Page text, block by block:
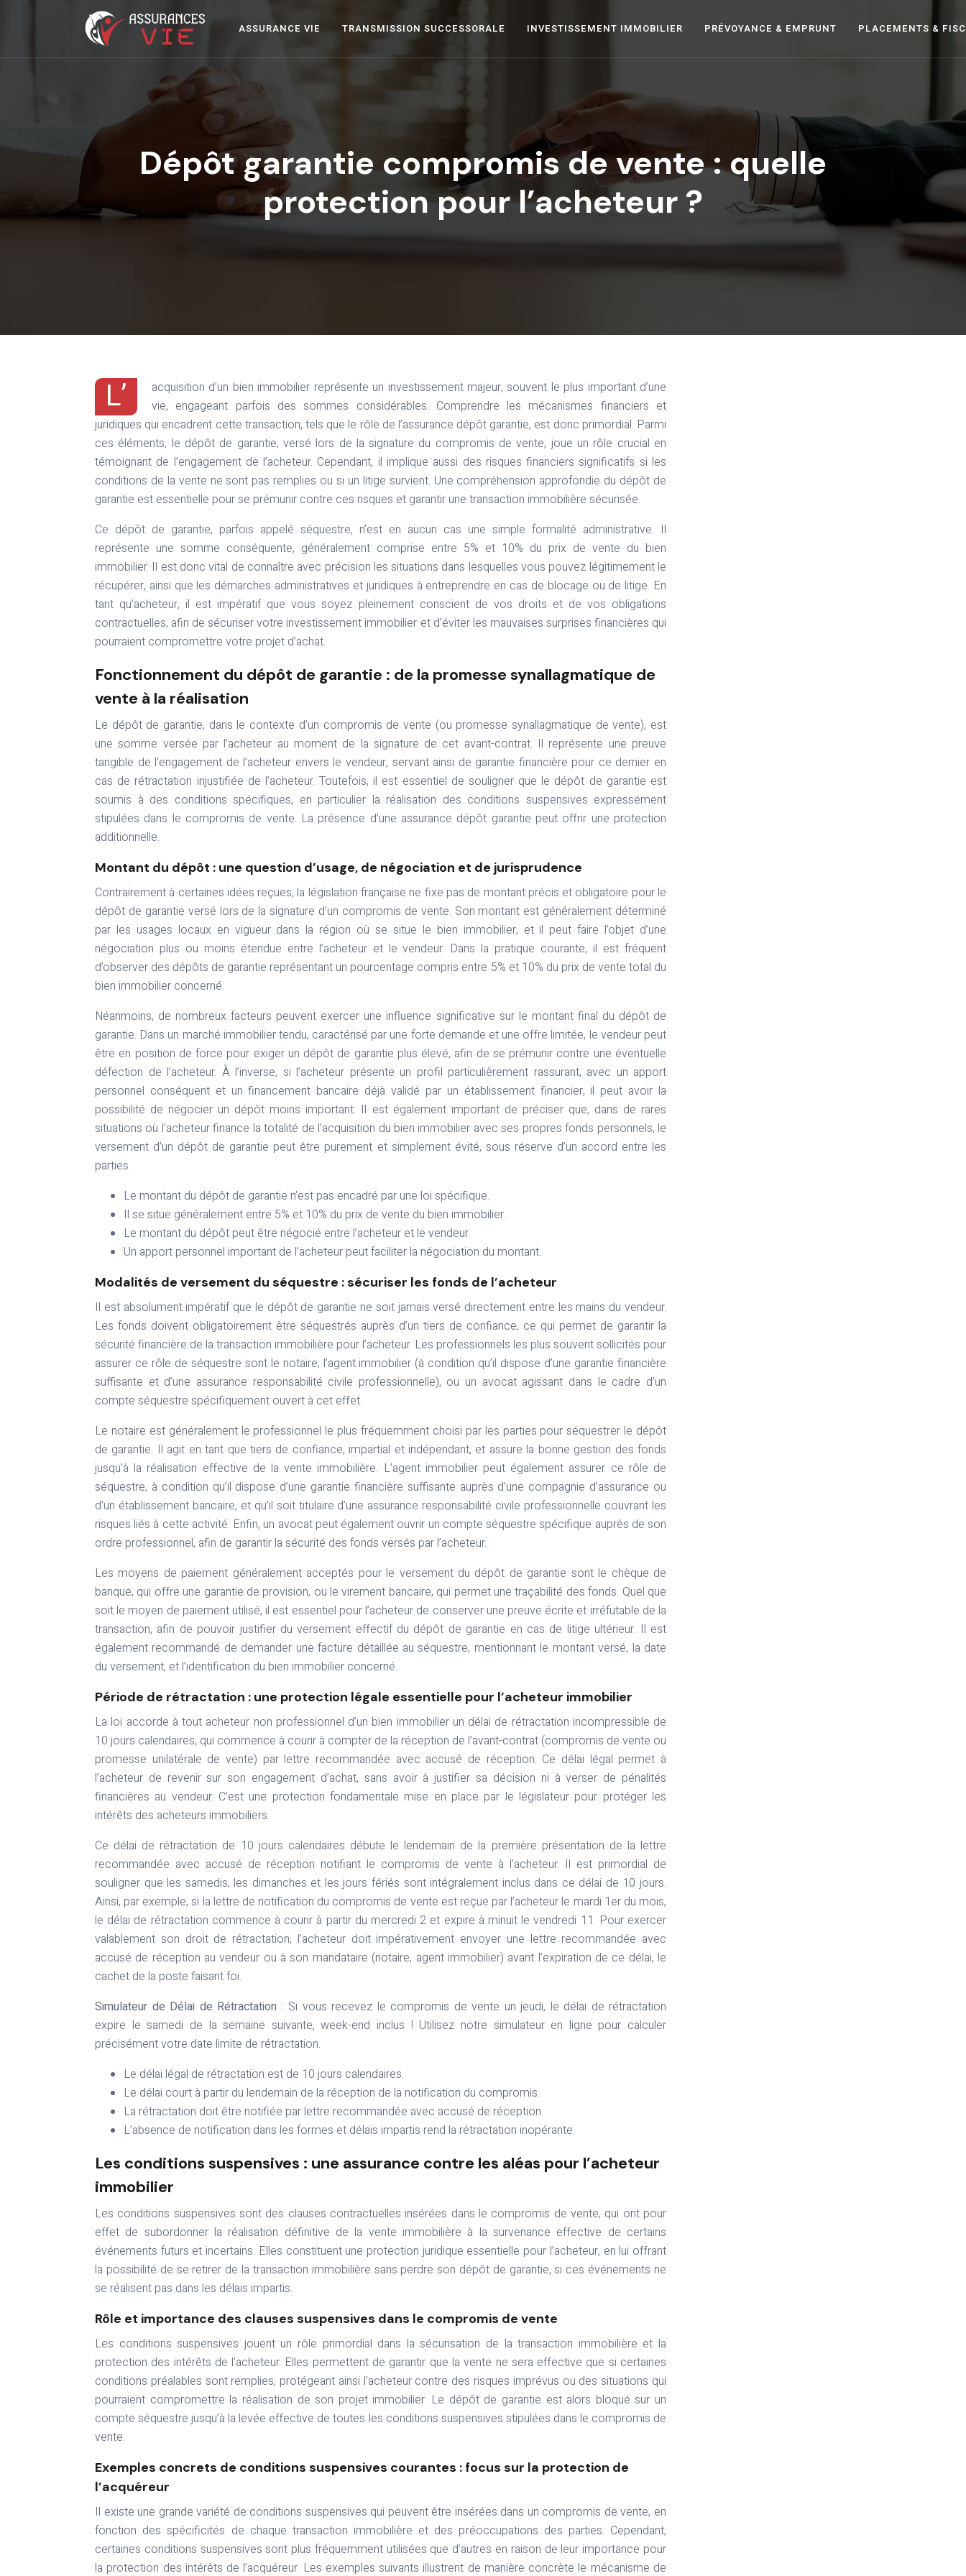
ASSURANCE VIE TRANSMISSION SUCCESSORALE INVESTISSEMENT IMMOBILIER PRÉVOYANCE & EMPRUNT PLACEMENTS &
Dépôt garantie compromis de vente : quelle
protection pour l’acheteur ?
L’
acquisition d’un bien immobilier représente un investissement majeur, souvent le plus important d’une
vie, engageant parfois des sommes considérables. Comprendre les mécanismes financiers et
juridiques qui encadrent cette transaction, tels que le rôle de l’assurance dépôt garantie, est donc primordial. Parmi
ces éléments, le dépôt de garantie, versé lors de la signature du compromis de vente, joue un rôle crucial en
témoignant de l’engagement de l’acheteur. Cependant, il implique aussi des risques financiers significatifs si les
conditions de la vente ne sont pas remplies ou si un litige survient. Une compréhension approfondie du dépôt de
garantie est essentielle pour se prémunir contre ces risques et garantir une transaction immobilière sécurisée.
Ce dépôt de garantie, parfois appelé séquestre, n’est en aucun cas une simple formalité administrative. Il
représente une somme conséquente, généralement comprise entre 5% et 10% du prix de vente du bien
immobilier. Il est donc vital de connaître avec précision les situations dans lesquelles vous pouvez légitimement le
récupérer, ainsi que les démarches administratives et juridiques à entreprendre en cas de blocage ou de litige. En
tant qu’acheteur, il est impératif que vous soyez pleinement conscient de vos droits et de vos obligations
contractuelles, afin de sécuriser votre investissement immobilier et d’éviter les mauvaises surprises financières qui
pourraient compromettre votre projet d’achat.
Fonctionnement du dépôt de garantie : de la promesse synallagmatique de
vente à la réalisation
Le dépôt de garantie, dans le contexte d’un compromis de vente (ou promesse synallagmatique de vente), est
une somme versée par l’acheteur au moment de la signature de cet avant-contrat. Il représente une preuve
tangible de l’engagement de l’acheteur envers le vendeur, servant ainsi de garantie financière pour ce dernier en
cas de rétractation injustifiée de l’acheteur. Toutefois, il est essentiel de souligner que le dépôt de garantie est
soumis à des conditions spécifiques, en particulier la réalisation des conditions suspensives expressément
stipulées dans le compromis de vente. La présence d’une assurance dépôt garantie peut offrir une protection
additionnelle.
Montant du dépôt : une question d’usage, de négociation et de jurisprudence
Contrairement à certaines idées reçues, la législation française ne fixe pas de montant précis et obligatoire pour le
dépôt de garantie versé lors de la signature d’un compromis de vente. Son montant est généralement déterminé
par les usages locaux en vigueur dans la région où se situe le bien immobilier, et il peut faire l’objet d’une
négociation plus ou moins étendue entre l’acheteur et le vendeur. Dans la pratique courante, il est fréquent
d’observer des dépôts de garantie représentant un pourcentage compris entre 5% et 10% du prix de vente total du
bien immobilier concerné.
Néanmoins, de nombreux facteurs peuvent exercer une influence significative sur le montant final du dépôt de
garantie. Dans un marché immobilier tendu, caractérisé par une forte demande et une offre limitée, le vendeur peut
être en position de force pour exiger un dépôt de garantie plus élevé, afin de se prémunir contre une éventuelle
défection de l’acheteur. À l’inverse, si l’acheteur présente un profil particulièrement rassurant, avec un apport
personnel conséquent et un financement bancaire déjà validé par un établissement financier, il peut avoir la
possibilité de négocier un dépôt moins important. Il est également important de préciser que, dans de rares
situations où l’acheteur finance la totalité de l’acquisition du bien immobilier avec ses propres fonds personnels, le
versement d’un dépôt de garantie peut être purement et simplement évité, sous réserve d’un accord entre les
parties.
Le montant du dépôt de garantie n’est pas encadré par une loi spécifique.
Il se situe généralement entre 5% et 10% du prix de vente du bien immobilier.
Le montant du dépôt peut être négocié entre l’acheteur et le vendeur.
Un apport personnel important de l’acheteur peut faciliter la négociation du montant.
Modalités de versement du séquestre : sécuriser les fonds de l’acheteur
Il est absolument impératif que le dépôt de garantie ne soit jamais versé directement entre les mains du vendeur.
Les fonds doivent obligatoirement être séquestrés auprès d’un tiers de confiance, ce qui permet de garantir la
sécurité financière de la transaction immobilière pour l’acheteur. Les professionnels les plus souvent sollicités pour
assurer ce rôle de séquestre sont le notaire, l’agent immobilier (à condition qu’il dispose d’une garantie financière
suffisante et d’une assurance responsabilité civile professionnelle), ou un avocat agissant dans le cadre d’un
compte séquestre spécifiquement ouvert à cet effet.
Le notaire est généralement le professionnel le plus fréquemment choisi par les parties pour séquestrer le dépôt
de garantie. Il agit en tant que tiers de confiance, impartial et indépendant, et assure la bonne gestion des fonds
jusqu’à la réalisation effective de la vente immobilière. L’agent immobilier peut également assurer ce rôle de
séquestre, à condition qu’il dispose d’une garantie financière suffisante auprès d’une compagnie d’assurance ou
d’un établissement bancaire, et qu’il soit titulaire d’une assurance responsabilité civile professionnelle couvrant les
risques liés à cette activité. Enfin, un avocat peut également ouvrir un compte séquestre spécifique auprès de son
ordre professionnel, afin de garantir la sécurité des fonds versés par l’acheteur.
Les moyens de paiement généralement acceptés pour le versement du dépôt de garantie sont le chèque de
banque, qui offre une garantie de provision, ou le virement bancaire, qui permet une traçabilité des fonds. Quel que
soit le moyen de paiement utilisé, il est essentiel pour l’acheteur de conserver une preuve écrite et irréfutable de la
transaction, afin de pouvoir justifier du versement effectif du dépôt de garantie en cas de litige ultérieur. Il est
également recommandé de demander une facture détaillée au séquestre, mentionnant le montant versé, la date
du versement, et l’identification du bien immobilier concerné.
Période de rétractation : une protection légale essentielle pour l’acheteur immobilier
La loi accorde à tout acheteur non professionnel d’un bien immobilier un délai de rétractation incompressible de
10 jours calendaires, qui commence à courir à compter de la réception de l’avant-contrat (compromis de vente ou
promesse unilatérale de vente) par lettre recommandée avec accusé de réception. Ce délai légal permet à
l’acheteur de revenir sur son engagement d’achat, sans avoir à justifier sa décision ni à verser de pénalités
financières au vendeur. C’est une protection fondamentale mise en place par le législateur pour protéger les
intérêts des acheteurs immobiliers.
Ce délai de rétractation de 10 jours calendaires débute le lendemain de la première présentation de la lettre
recommandée avec accusé de réception notifiant le compromis de vente à l’acheteur. Il est primordial de
souligner que les samedis, les dimanches et les jours fériés sont intégralement inclus dans ce délai de 10 jours.
Ainsi, par exemple, si la lettre de notification du compromis de vente est reçue par l’acheteur le mardi 1er du mois,
le délai de rétractation commence à courir à partir du mercredi 2 et expire à minuit le vendredi 11. Pour exercer
valablement son droit de rétractation, l’acheteur doit impérativement envoyer une lettre recommandée avec
accusé de réception au vendeur ou à son mandataire (notaire, agent immobilier) avant l’expiration de ce délai, le
cachet de la poste faisant foi.
Simulateur de Délai de Rétractation : Si vous recevez le compromis de vente un jeudi, le délai de rétractation
expire le samedi de la semaine suivante, week-end inclus ! Utilisez notre simulateur en ligne pour calculer
précisément votre date limite de rétractation.
Le délai légal de rétractation est de 10 jours calendaires.
Le délai court à partir du lendemain de la réception de la notification du compromis.
La rétractation doit être notifiée par lettre recommandée avec accusé de réception.
L’absence de notification dans les formes et délais impartis rend la rétractation inopérante.
Les conditions suspensives : une assurance contre les aléas pour l’acheteur
immobilier
Les conditions suspensives sont des clauses contractuelles insérées dans le compromis de vente, qui ont pour
effet de subordonner la réalisation définitive de la vente immobilière à la survenance effective de certains
événements futurs et incertains. Elles constituent une protection juridique essentielle pour l’acheteur, en lui offrant
la possibilité de se retirer de la transaction immobilière sans perdre son dépôt de garantie, si ces événements ne
se réalisent pas dans les délais impartis.
Rôle et importance des clauses suspensives dans le compromis de vente
Les conditions suspensives jouent un rôle primordial dans la sécurisation de la transaction immobilière et la
protection des intérêts de l’acheteur. Elles permettent de garantir que la vente ne sera effective que si certaines
conditions préalables sont remplies, protégeant ainsi l’acheteur contre des risques imprévus ou des situations qui
pourraient compromettre la réalisation de son projet immobilier. Le dépôt de garantie est alors bloqué sur un
compte séquestre jusqu’à la levée effective de toutes les conditions suspensives stipulées dans le compromis de
vente.
Exemples concrets de conditions suspensives courantes : focus sur la protection de
l’acquéreur
Il existe une grande variété de conditions suspensives qui peuvent être insérées dans un compromis de vente, en
fonction des spécificités de chaque transaction immobilière et des préoccupations des parties. Cependant,
certaines conditions suspensives sont plus fréquemment utilisées que d’autres en raison de leur importance pour
la protection des intérêts de l’acquéreur. Les exemples suivants illustrent de manière concrète le mécanisme de